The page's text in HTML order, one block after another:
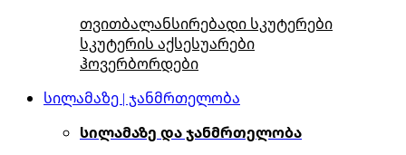
თვითბალანსირებადი სკუტერები
სკუტერის აქსესუარები
ჰოვერბორდები
სილამაზე | ჯანმრთელობა
სილამაზე და ჯანმრთელობა